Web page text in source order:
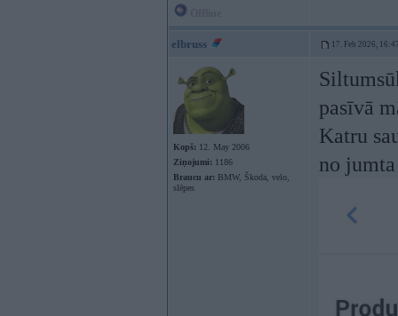
elbruss 17. Feb 2026,
Kopš: 12. May 2006
Ziņojumi: 1186
Braucu ar: BMW, Škoda, velo,
slēpes
pasīvā
Katru
no